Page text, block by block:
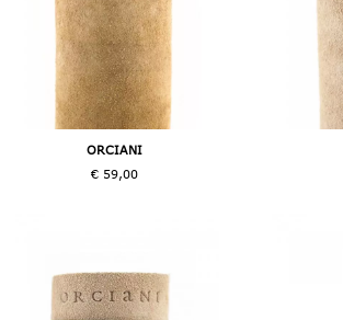
ORCIANI
€ 59,00